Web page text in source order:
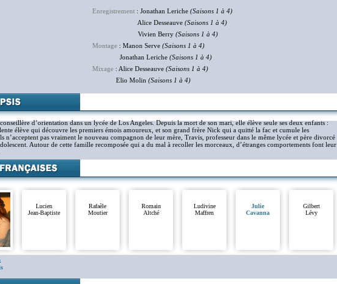
Enregistrement : Jonathan Leriche (Saisons 1 à 4)
Alice Desseauve (Saisons 1 à 4)
Vivien Berry (Saisons 1 à 4)
Montage : Manon Serve (Saisons 1 à 4)
Jonathan Leriche (Saisons 1 à 4)
Mixage : Alice Desseauve (Saisons 1 à 4)
Elio Molin (Saisons 1 à 4)
d’orientation dans un lycée de Los Angeles. Depuis la mort de son mari, elle élève seule ses deux enfants :
élève qui découvre les premiers émois amoureux, et son grand frère Nick qui a quitté la fac et cumule les
n’acceptent pas vraiment le nouveau compagnon de leur mère, Travis, professeur dans le même lycée et père divorcé
Autour de cette famille recomposée qui a du mal à recoller les morceaux, d’étranges comportements font leur
Lucien
Jean-Baptiste
Rafaèle
Moutier
Romain
Altché
Ludivine
Maffren
Julie
Cavanna
Gilbert
Lévy